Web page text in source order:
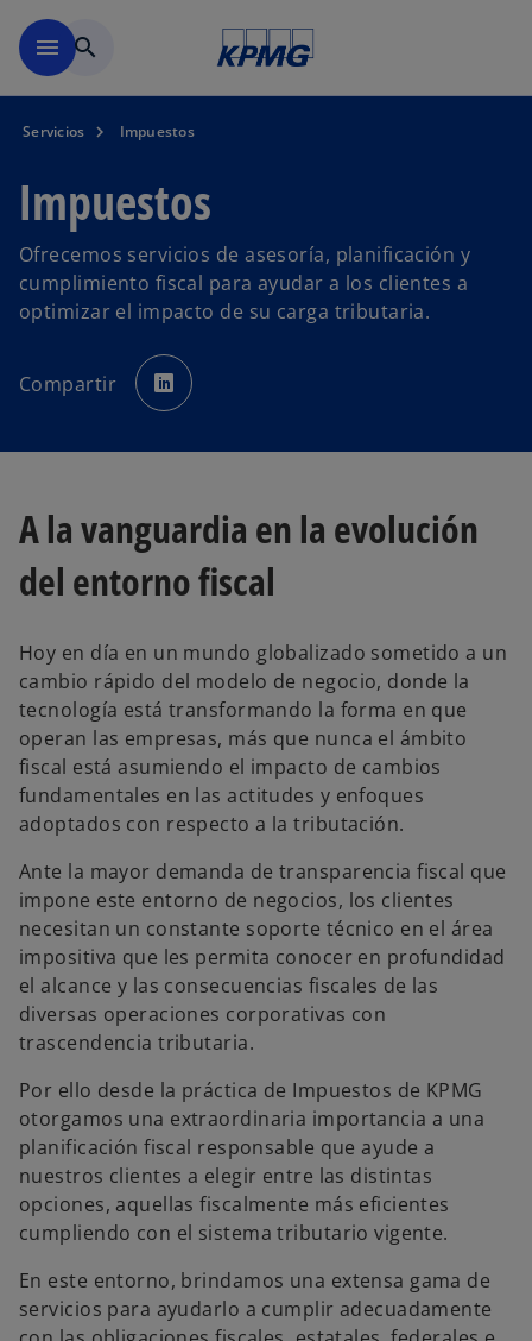
menu search
Servicios Impuestos
Impuestos
Ofrecemos servicios de asesoría, planificación y
cumplimiento fiscal para ayudar a los clientes a
optimizar el impacto de su carga tributaria.
Compartir e
a
e
s
a
e
v
a
A la vanguardia en la evolución
del entorno fiscal
Hoy en día en un mundo globalizado sometido a un
cambio rápido del modelo de negocio, donde la
tecnología está transformando la forma en que
operan las empresas, más que nunca el ámbito
fiscal está asumiendo el impacto de cambios
fundamentales en las actitudes y enfoques
adoptados con respecto a la tributación.
Ante la mayor demanda de transparencia fiscal que
impone este entorno de negocios, los clientes
necesitan un constante soporte técnico en el área
impositiva que les permita conocer en profundidad
el alcance y las consecuencias fiscales de las
diversas operaciones corporativas con
trascendencia tributaria.
Por ello desde la práctica de Impuestos de KPMG
otorgamos una extraordinaria importancia a una
planificación fiscal responsable que ayude a
nuestros clientes a elegir entre las distintas
opciones, aquellas fiscalmente más eficientes
cumpliendo con el sistema tributario vigente.
En este entorno, brindamos una extensa gama de
servicios para ayudarlo a cumplir adecuadamente